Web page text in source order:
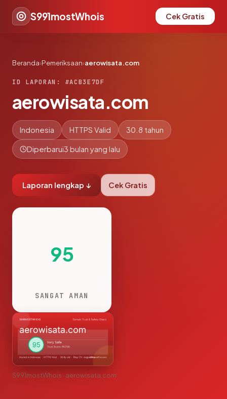
S991mostWhois Cek Gratis
Beranda›Pemeriksaan›aerowisata.com
ID LAPORAN: #ACB3E7DF
aerowisata.com
Indonesia HTTPS Valid 30.8 tahun
Diperbarui3 bulan yang lalu
Laporan lengkap ↓ Cek Gratis
95
SANGAT AMAN
S991mostWhois · aerowisata.com